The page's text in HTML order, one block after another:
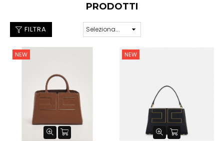
PRODOTTI
FILTRA
NEW NEW